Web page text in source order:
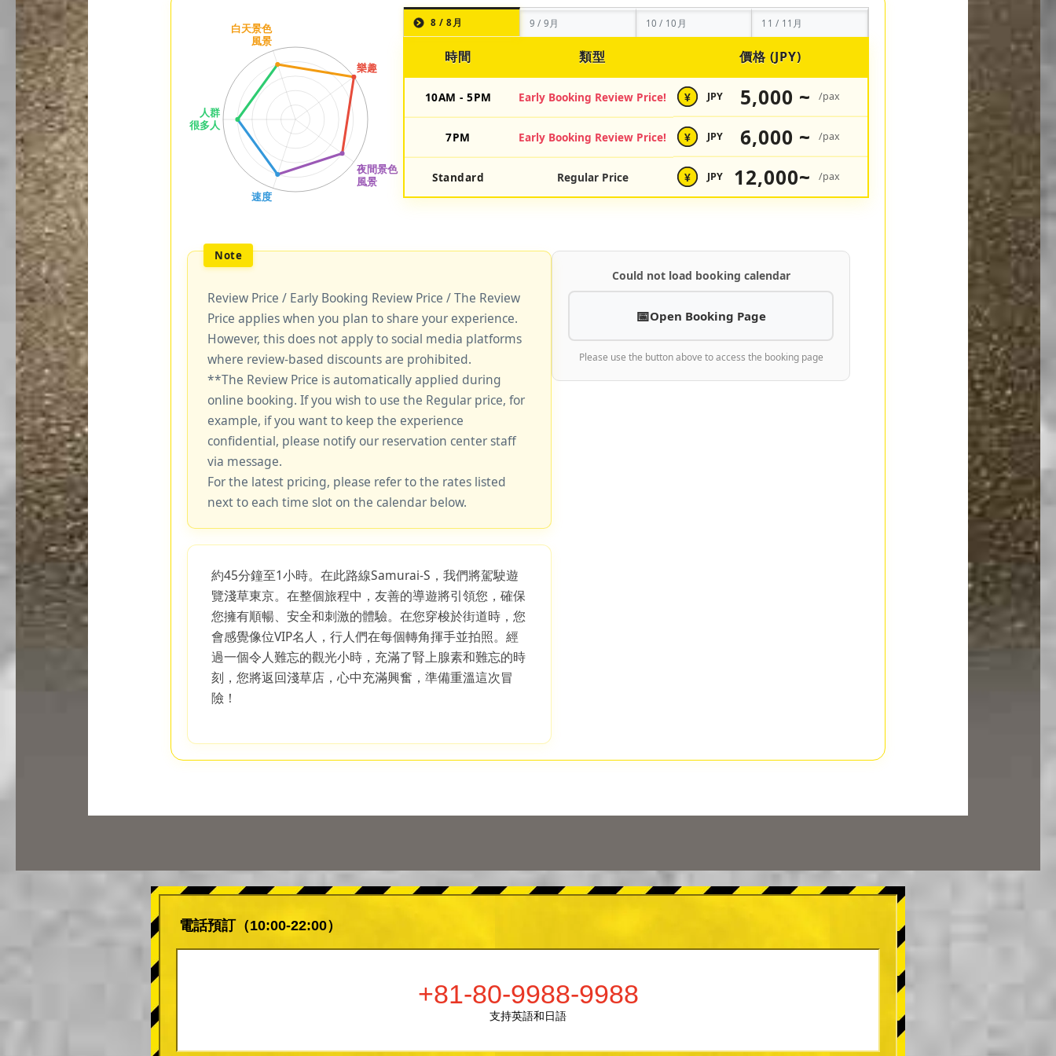
8 / 8月 9 / 9月 10 / 10月 11 / 11月
時間 類型 價格 (JPY)
10AM - 5PM Early Booking Review Price! ¥ JPY 5,000 ~ /pax
7PM Early Booking Review Price! ¥ JPY 6,000 ~ /pax
Standard Regular Price ¥ JPY 12,000~ /pax
Review Price / Early Booking Review Price / The Review
Price applies when you plan to share your experience.
However, this does not apply to social media platforms
where review-based discounts are prohibited.
**The Review Price is automatically applied during
online booking. If you wish to use the Regular price, for
example, if you want to keep the experience
confidential, please notify our reservation center staff
via message.
For the latest pricing, please refer to the rates listed
next to each time slot on the calendar below.
約45分鐘至1小時。在此路線Samurai-S，我們將駕駛遊
覽淺草東京。在整個旅程中，友善的導遊將引領您，確保
您擁有順暢、安全和刺激的體驗。在您穿梭於街道時，您
會感覺像位VIP名人，行人們在每個轉角揮手並拍照。經
過一個令人難忘的觀光小時，充滿了腎上腺素和難忘的時
刻，您將返回淺草店，心中充滿興奮，準備重溫這次冒
險！
Could not load booking calendar
Open Booking Page
Please use the button above to access the booking page
電話預訂（10:00-22:00）
+81-80-9988-9988
支持英語和日語